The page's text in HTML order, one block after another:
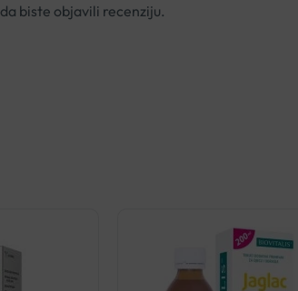
da biste objavili recenziju.